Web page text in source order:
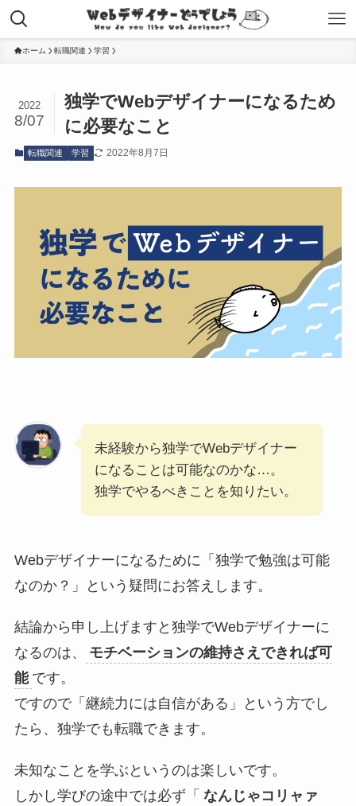
ホーム 転職関連 学習
独学でWebデザイナーになるため
に必要なこと
2022
8/07
転職関連 学習 2022年8月7日
未経験から独学でWebデザイナー
になることは可能なのかな…。
独学でやるべきことを知りたい。
Webデザイナーになるために「独学で勉強は可能
なのか？」という疑問にお答えします。
結論から申し上げますと独学でWebデザイナーに
なるのは、
モチベーションの維持さえできれば可
能 です。
ですので「継続力には自信がある」という方でし
たら、独学でも転職できます。
未知なことを学ぶというのは楽しいです。
しかし学びの途中では必ず「 なんじゃコリャァ